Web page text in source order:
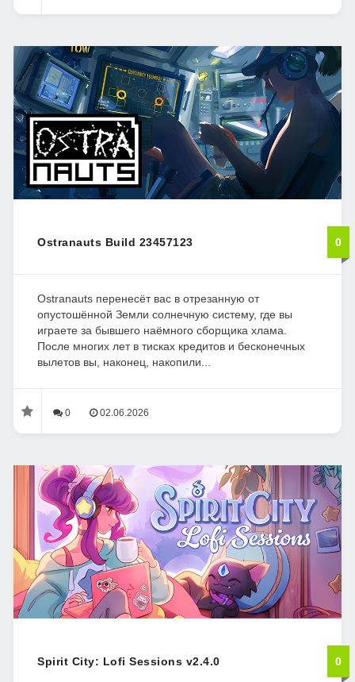
Ostranauts Build 23457123 0
Ostranauts перенесёт вас в отрезанную от
опустошённой Земли солнечную систему, где вы
играете за бывшего наёмного сборщика хлама.
После многих лет в тисках кредитов и бесконечных
вылетов вы, наконец, накопили...
0 02.06.2026
Spirit City: Lofi Sessions v2.4.0 0